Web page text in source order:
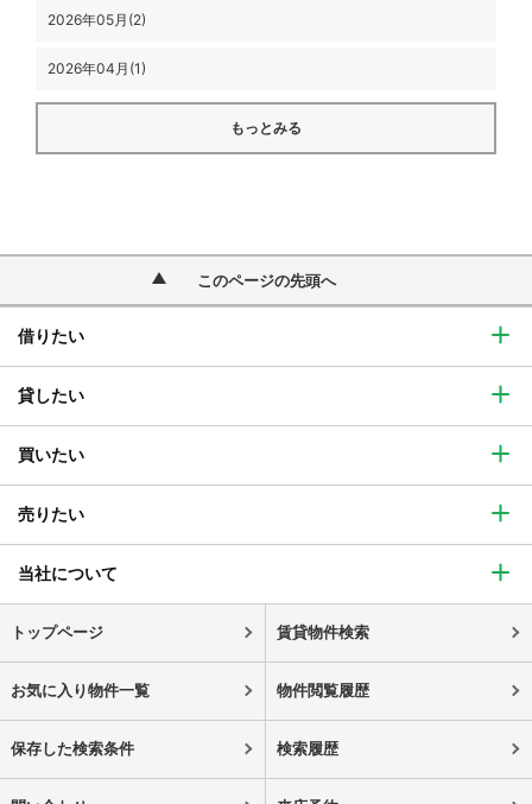
2026年05月(2)
2026年04月(1)
もっとみる
このページの先頭へ
借りたい
貸したい
買いたい
売りたい
当社について
トップページ 賃貸物件検索
お気に入り物件一覧 物件閲覧履歴
保存した検索条件 検索履歴